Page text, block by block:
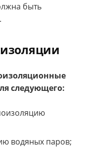
быть
следующего:
водяных паров;